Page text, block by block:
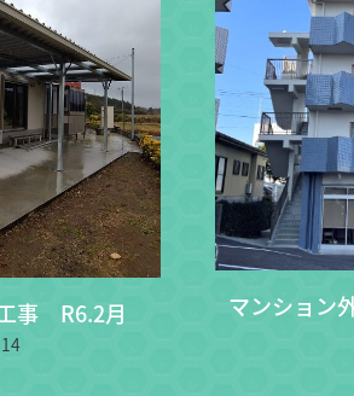
事 R6.2月 マンション